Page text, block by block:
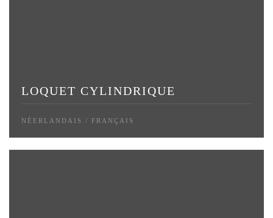
LOQUET CYLINDRIQUE
NÉERLANDAIS / FRANÇAIS